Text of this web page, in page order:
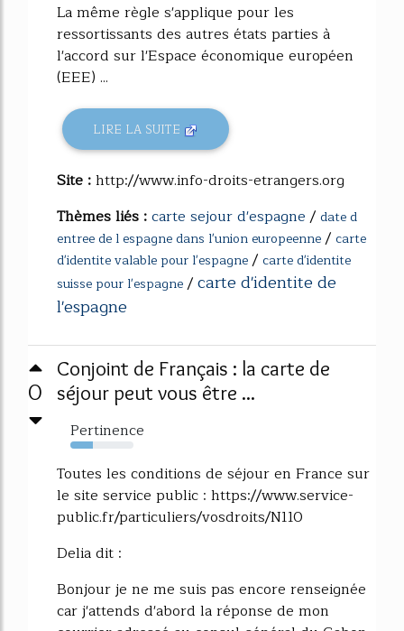
La même règle s'applique pour les
ressortissants des autres états parties à
l'accord sur l'Espace économique européen
(EEE) ...
LIRE LA SUITE
Site :http://www.info-droits-etrangers.org
Thèmes liés :carte sejour d'espagne/ date d
entree de l espagne dans l'union europeenne/ carte
d'identite valable pour l'espagne/ carte d'identite
suisse pour l'espagne/carte d'identite de
l'espagne
0
Conjoint de Français : la carte de
séjour peut vous être ...
Pertinence
35%
Toutes les conditions de séjour en France sur
le site service public : https://www.service-
public.fr/particuliers/vosdroits/N110
Delia dit :
Bonjour je ne me suis pas encore renseignée
car j'attends d'abord la réponse de mon